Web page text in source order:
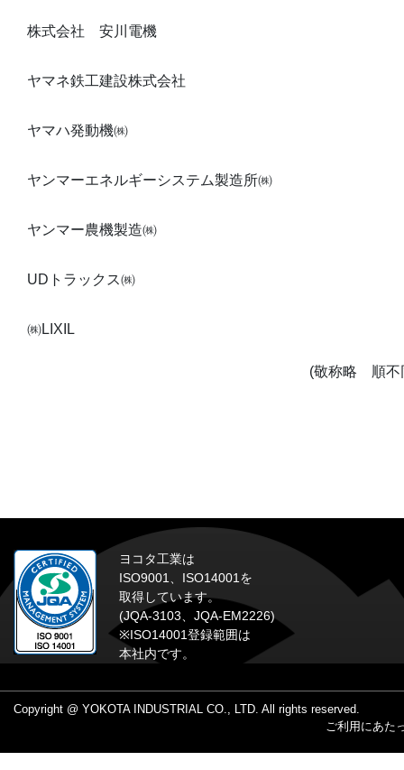
株式会社 安川電機
ヤマネ鉄工建設株式会社
ヤマハ発動機㈱
ヤンマーエネルギーシステム製造所㈱
ヤンマー農機製造㈱
UDトラックス㈱
㈱LIXIL
(敬称略 順不
ヨコタ工業は
ISO9001、ISO14001を
取得しています。
(JQA-3103、JQA-EM2226)
※ISO14001登録範囲は
本社内です。
Copyright @ YOKOTA INDUSTRIAL CO., LTD. All rights reserved.
ご利用にあた